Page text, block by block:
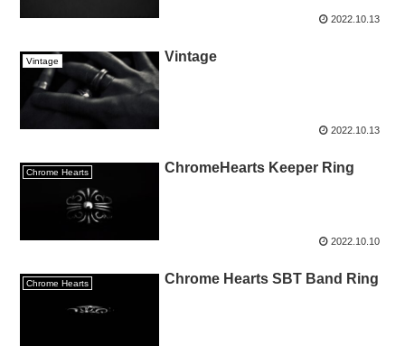
2022.10.13
Vintage Vintage
2022.10.13
Chrome Hearts ChromeHearts Keeper Ring
2022.10.10
Chrome Hearts Chrome Hearts SBT Band Ring